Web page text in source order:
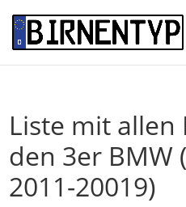
Liste mit
den 3er BMW
2011-20019)